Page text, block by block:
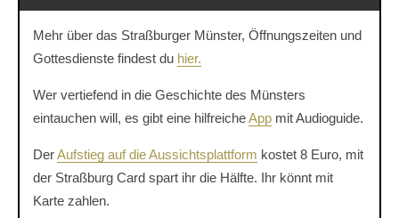
Mehr über das Straßburger Münster, Öffnungszeiten und
Gottesdienste findest du hier.
Wer vertiefend in die Geschichte des Münsters
eintauchen will, es gibt eine hilfreicheApp mit Audioguide.
DerAufstieg auf die Aussichtsplattform kostet 8 Euro, mit
der Straßburg Card spart ihr die Hälfte. Ihr könnt mit
Karte zahlen.